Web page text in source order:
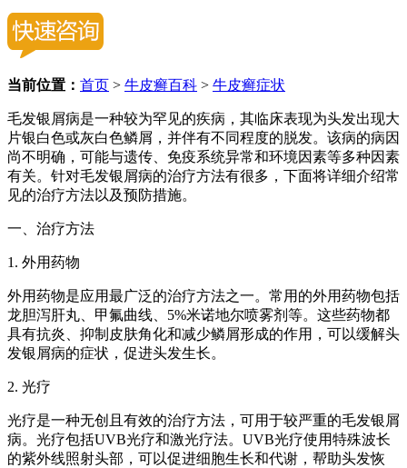
当前位置： 首页 > 牛皮癣百科 > 牛皮癣症状
毛发银屑病是一种较为罕见的疾病，其临床表现为头发出现大
片银白色或灰白色鳞屑，并伴有不同程度的脱发。该病的病因
尚不明确，可能与遗传、免疫系统异常和环境因素等多种因素
有关。针对毛发银屑病的治疗方法有很多，下面将详细介绍常
见的治疗方法以及预防措施。
一、治疗方法
1. 外用药物
外用药物是应用最广泛的治疗方法之一。常用的外用药物包括
龙胆泻肝丸、甲氟曲线、5%米诺地尔喷雾剂等。这些药物都
具有抗炎、抑制皮肤角化和减少鳞屑形成的作用，可以缓解头
发银屑病的症状，促进头发生长。
2. 光疗
光疗是一种无创且有效的治疗方法，可用于较严重的毛发银屑
病。光疗包括UVB光疗和激光疗法。UVB光疗使用特殊波长
的紫外线照射头部，可以促进细胞生长和代谢，帮助头发恢